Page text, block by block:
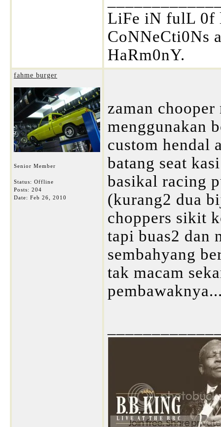
LiFe iN fulL 0f
CoNNeCti0Ns
HaRm0nY.
fahme burger
Senior Member
Status: Offline
Posts: 204
Date: Feb 26, 2010
zaman
menggunakan
custom hendal
batang seat
basikal racing
(kurang2 dua
choppers sikit
tapi buas2 dan
sembahyang
tak macam